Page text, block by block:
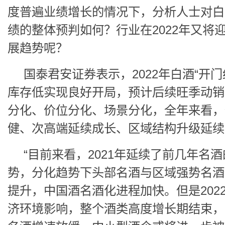
度普遍业绩增长的情况下，分析人士对
绩的整体预判如何？行业在2022年又将
展趋势呢？
国泰君安证券表示，2022年白酒“开
库存低实现良好开局，预计后续旺季动
分化、价位分化、场景分化，全年来看
健、次高端延续成长、区域结构升级延
“目前来看，2021年延续了前几年名
势，分化趋势下头部名酒与区域强势名
提升，中国酒名酒化进程加快。但是
济环境影响，整个酒类高度增长期结束